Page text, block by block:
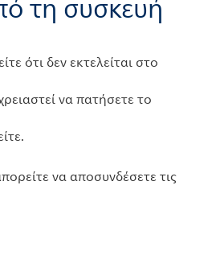
τη συσκευή
ότι δεν εκτελείται στο
να πατήσετε το
να αποσυνδέσετε τις